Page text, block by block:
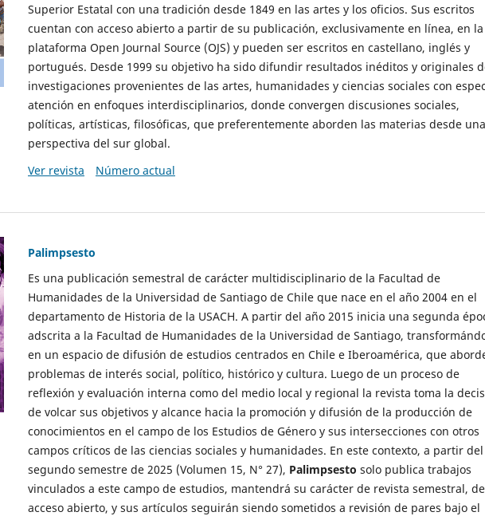
Superior Estatal con una tradición desde 1849 en las artes y los oficios. Sus escritos
cuentan con acceso abierto a partir de su publicación, exclusivamente en línea, en la
plataforma Open Journal Source (OJS) y pueden ser escritos en castellano, inglés y
portugués. Desde 1999 su objetivo ha sido difundir resultados inéditos y originales
investigaciones provenientes de las artes, humanidades y ciencias sociales con
atención en enfoques interdisciplinarios, donde convergen discusiones sociales,
políticas, artísticas, filosóficas, que preferentemente aborden las materias desde una
perspectiva del sur global.
Ver revista
Número actual
Palimpsesto
Es una publicación semestral de carácter multidisciplinario de la Facultad de
Humanidades de la Universidad de Santiago de Chile que nace en el año 2004 en el
departamento de Historia de la USACH. A partir del año 2015 inicia una segunda
adscrita a la Facultad de Humanidades de la Universidad de Santiago,
en un espacio de difusión de estudios centrados en Chile e Iberoamérica, que
problemas de interés social, político, histórico y cultura. Luego de un proceso de
reflexión y evaluación interna como del medio local y regional la revista toma la
de volcar sus objetivos y alcance hacia la promoción y difusión de la producción de
conocimientos en el campo de los Estudios de Género y sus intersecciones con otros
campos críticos de las ciencias sociales y humanidades. En este contexto, a partir del
segundo semestre de 2025 (Volumen 15, N° 27), Palimpsesto solo publica trabajos
vinculados a este campo de estudios, mantendrá su carácter de revista semestral, de
acceso abierto, y sus artículos seguirán siendo sometidos a revisión de pares bajo el